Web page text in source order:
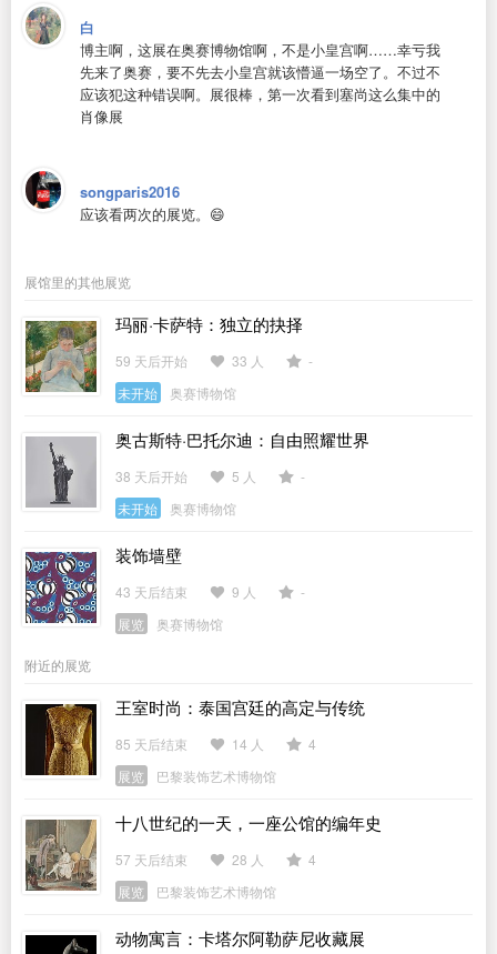
白
博主啊，这展在奥赛博物馆啊，不是小皇宫啊……幸亏我
先来了奥赛，要不先去小皇宫就该懵逼一场空了。不过不
应该犯这种错误啊。展很棒，第一次看到塞尚这么集中的
肖像展
songparis2016
应该看两次的展览。😄
展馆里的其他展览
玛丽·卡萨特：独立的抉择
59 天后开始 33 人
-
未开始
奥赛博物馆
奥古斯特·巴托尔迪：自由照耀世界
38 天后开始 5 人
-
未开始
奥赛博物馆
装饰墙壁
43 天后结束 9 人
-
展览
奥赛博物馆
附近的展览
王室时尚：泰国宫廷的高定与传统
85 天后结束 14 人
4
展览
巴黎装饰艺术博物馆
十八世纪的一天，一座公馆的编年史
57 天后结束 28 人
4
展览
巴黎装饰艺术博物馆
动物寓言：卡塔尔阿勒萨尼收藏展